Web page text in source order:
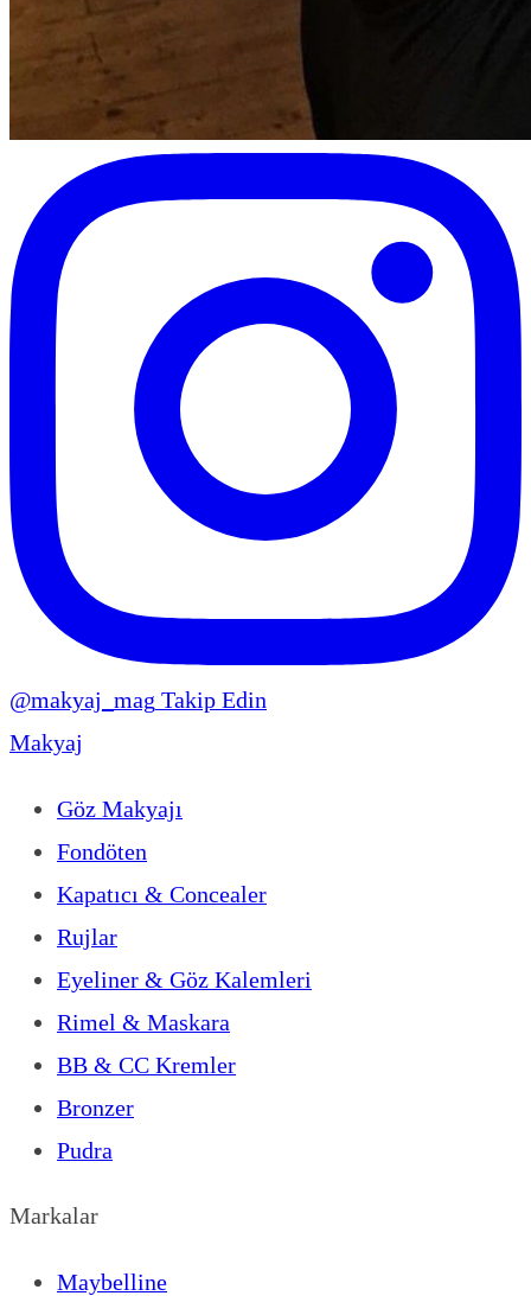
@makyaj_mag Takip Edin
Makyaj
Göz Makyajı
Fondöten
Kapatıcı & Concealer
Rujlar
Eyeliner & Göz Kalemleri
Rimel & Maskara
BB & CC Kremler
Bronzer
Pudra
Markalar
Maybelline